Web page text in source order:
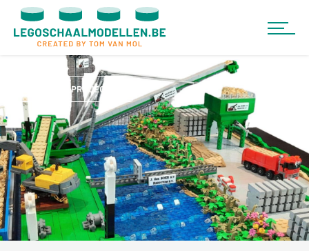
BEKIJK PROJECTEN